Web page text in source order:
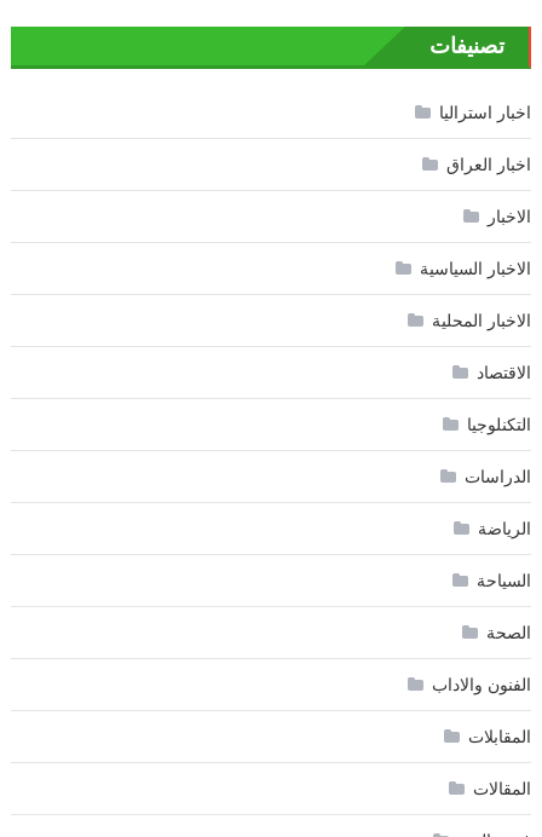
تصنيفات
اخبار استراليا
اخبار العراق
الاخبار
الاخبار السياسية
الاخبار المحلية
الاقتصاد
التكنلوجيا
الدراسات
الرياضة
السياحة
الصحة
الفنون والاداب
المقابلات
المقالات